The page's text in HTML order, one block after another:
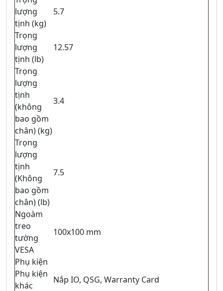
lượng
tịnh (kg)
5.7
Trọng
lượng
tịnh (lb)
12.57
Trọng
lượng
tịnh
(không
bao gồm
chân) (kg)
3.4
Trọng
lượng
tịnh
(Không
bao gồm
chân) (lb)
7.5
Ngoàm
treo
tường
VESA
100x100 mm
Phụ kiện
Phụ kiện
khác
Nắp IO, QSG, Warranty Card